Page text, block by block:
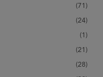
(71)
(24)
(1)
(21)
(28)